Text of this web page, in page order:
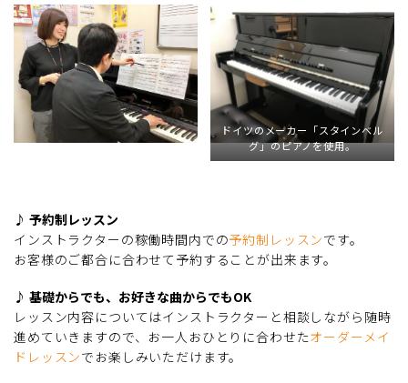
ドイツのメーカー「スタインベル
グ」のピアノを使用。
♪ 予約制レッスン
インストラクターの稼働時間内での予約制レッスンです。
お客様のご都合に合わせて予約することが出来ます。
♪ 基礎からでも、お好きな曲からでもOK
レッスン内容についてはインストラクターと相談しながら随時
進めていきますので、お一人おひとりに合わせたオーダーメイ
ドレッスンでお楽しみいただけます。